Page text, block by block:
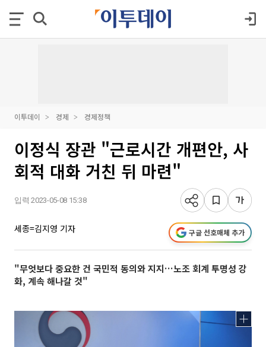
이투데이 경제 경제정책
이정식 장관 "근로시간 개편안, 사
회적 대화 거친 뒤 마련"
입력 2023-05-08 15:38
세종=김지영 기자 구글 선호매체 추가
"무엇보다 중요한 건 국민적 동의와 지지…노조 회계 투명성 강
화, 계속 해나갈 것"